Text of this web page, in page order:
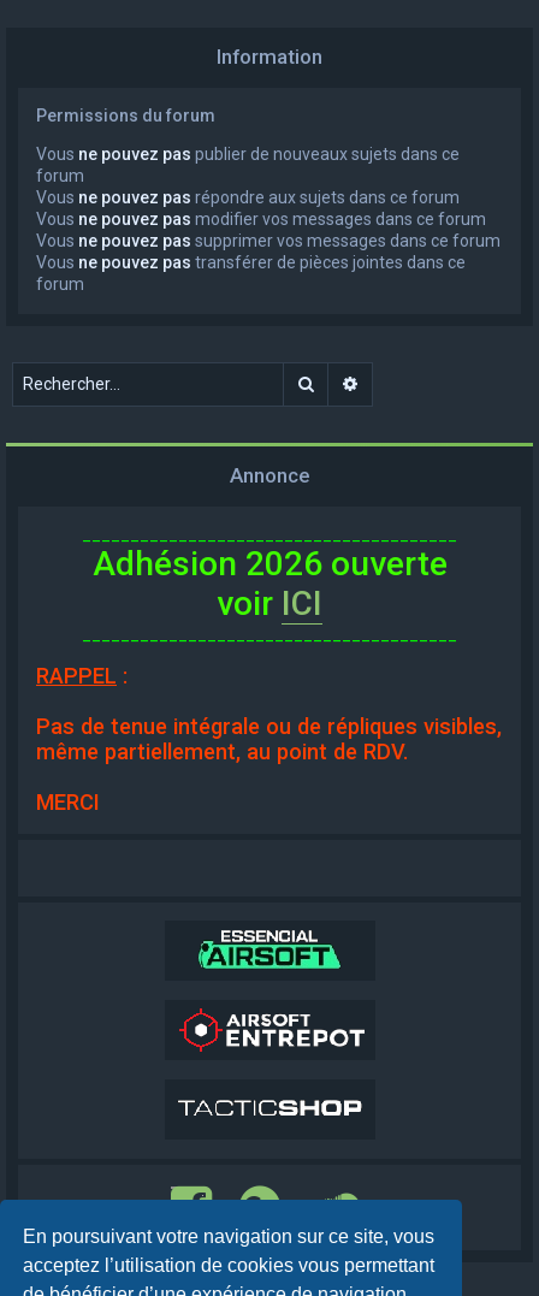
En poursuivant votre navigation sur ce site, vous
acceptez l’utilisation de cookies vous permettant
Information
Permissions du forum
Vous ne pouvez pas publier de nouveaux sujets dans ce
forum
Vous ne pouvez pas répondre aux sujets dans ce forum
Vous ne pouvez pas modifier vos messages dans ce forum
Vous ne pouvez pas supprimer vos messages dans ce forum
Vous ne pouvez pas transférer de pièces jointes dans ce
forum
Rechercher
Annonce
Adhésion 2026 ouverte
voir ICI
RAPPEL :
Pas de tenue intégrale ou de répliques visibles,
même partiellement, au point de RDV.
MERCI